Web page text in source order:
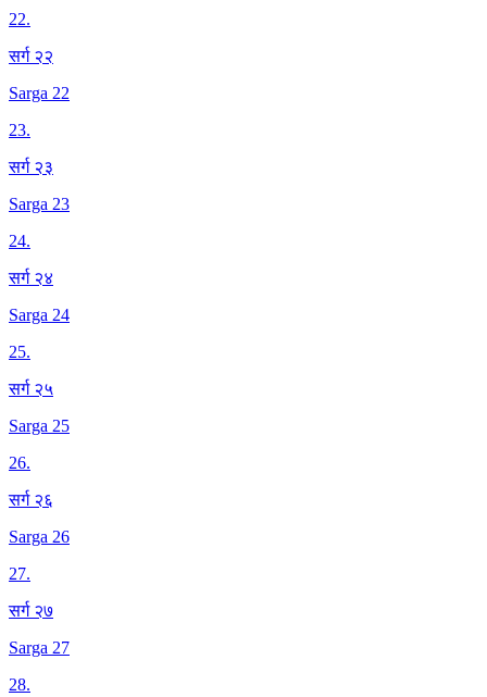
22.
सर्ग २२
Sarga 22
23.
सर्ग २३
Sarga 23
24.
सर्ग २४
Sarga 24
25.
सर्ग २५
Sarga 25
26.
सर्ग २६
Sarga 26
27.
सर्ग २७
Sarga 27
28.